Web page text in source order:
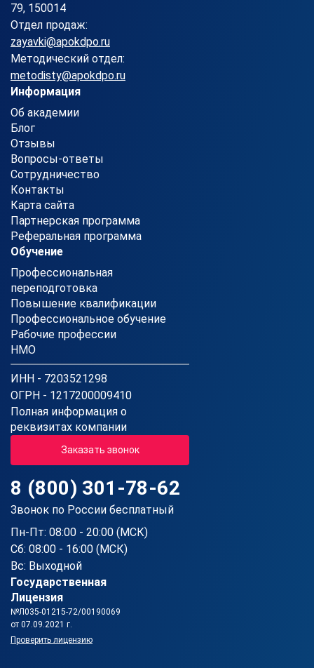
79, 150014
Отдел продаж:
zayavki@apokdpo.ru
Методический отдел:
metodisty@apokdpo.ru
Информация
Об академии
Блог
Отзывы
Вопросы-ответы
Сотрудничество
Контакты
Карта сайта
Партнерская программа
Реферальная программа
Обучение
Профессиональная
переподготовка
Повышение квалификации
Профессиональное обучение
Рабочие профессии
НМО
ИНН - 7203521298
ОГРН - 1217200009410
Полная информация о
реквизитах компании
Заказать звонок
8 (800) 301-78-62
Звонок по России бесплатный
Пн-Пт: 08:00 - 20:00 (МСК)
Сб: 08:00 - 16:00 (МСК)
Вс: Выходной
Государственная
Лицензия
№Л035-01215-72/00190069
от 07.09.2021 г.
Проверить лицензию